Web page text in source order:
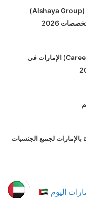
وظائف مجموعة الشايع (Alshaya Group)
2026
وظائف شركة كريم (Careem) الإمارات في
لجميع الجنسيات